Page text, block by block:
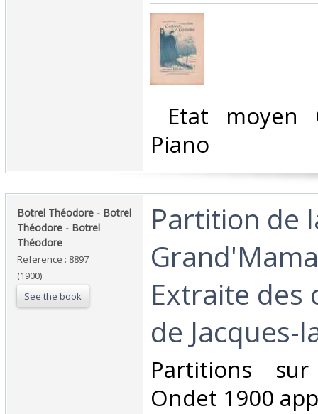
Etat moyen
Piano ‎
‎Botrel Théodore - Botrel
Théodore - Botrel
Théodore‎
Reference : 8897
(1900)
See the book
‎Partition de
Extraite des
de Jacques-
‎Partitions
Ondet 1900